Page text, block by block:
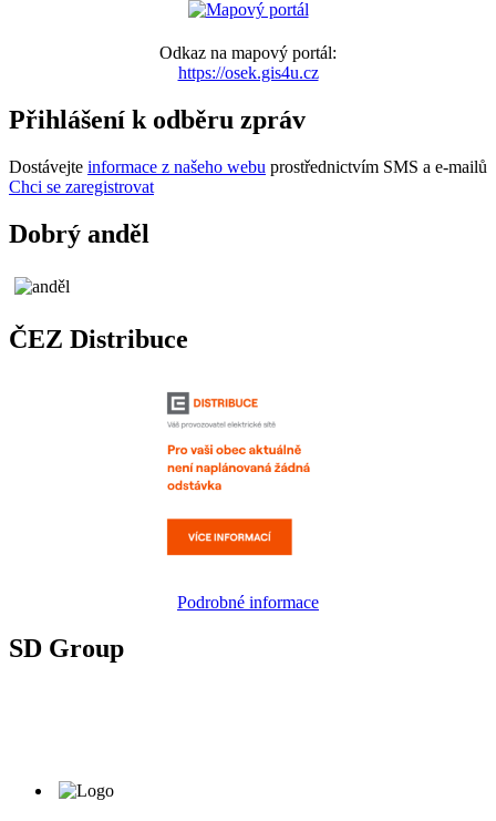
Odkaz na mapový portál:
https://osek.gis4u.cz
Přihlášení k odběru zpráv
Dostávejte informace z našeho webu prostřednictvím SMS a e-mailů
Chci se zaregistrovat
Dobrý anděl
ČEZ Distribuce
Podrobné informace
SD Group